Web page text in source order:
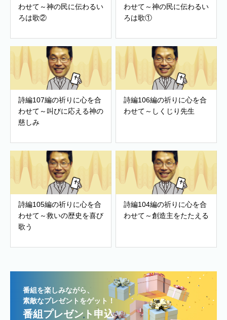
わせて～神の民に伝わるい
ろは歌②
わせて～神の民に伝わるい
ろは歌①
詩編107編の祈りに心を合
わせて～叫びに応える神の
慈しみ
詩編106編の祈りに心を合
わせて～しくじり先生
詩編105編の祈りに心を合
わせて～救いの歴史を喜び
歌う
詩編104編の祈りに心を合
わせて～創造主をたたえる
番組を楽しみながら、
素敵なプレゼントをゲット！
番組プレゼント申込